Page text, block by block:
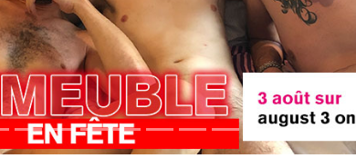
VOIR NOS PROGRAMMES
end sur Man-X !